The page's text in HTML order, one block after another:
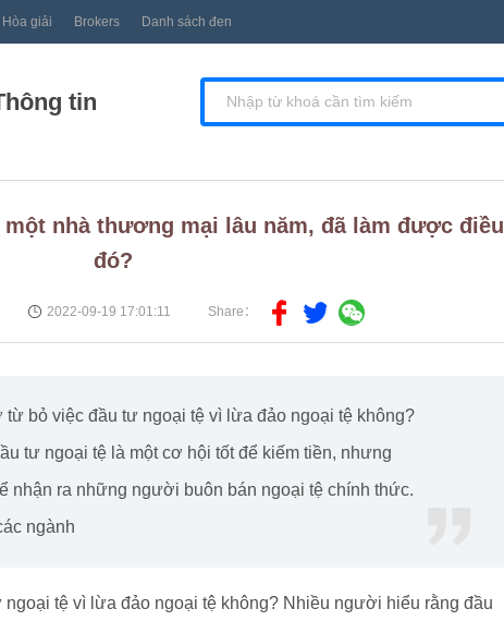
Hòa giải Brokers Danh sách đen
tin
nhà thương mại lâu năm, đã làm được điều
đó?
2022-09-19 17:01:11 Share：
từ bỏ việc đầu tư ngoại tệ vì lừa đảo ngoại tệ không?
tư ngoại tệ là một cơ hội tốt để kiếm tiền, nhưng
nhận ra những người buôn bán ngoại tệ chính thức.
ngành
tệ vì lừa đảo ngoại tệ không? Nhiều người hiểu rằng đầu